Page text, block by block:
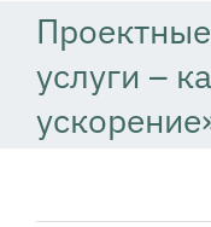
услуги –